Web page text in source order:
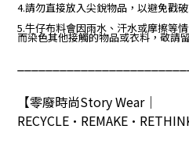
4.請勿直接放入尖銳物品，以避免戳
5.牛仔布料會因雨水、汗水或摩擦等
而染色其他接觸的物品或衣料，敬請
【零廢時尚Story Wear｜